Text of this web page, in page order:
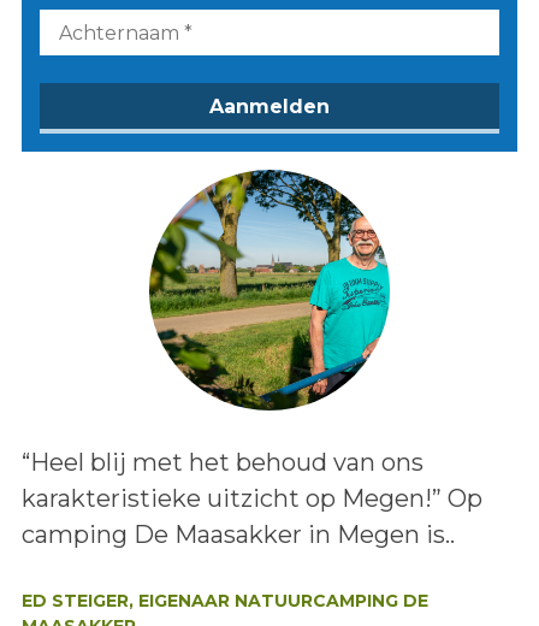
Lees het bericht:
“Heel blij met het behoud van ons
karakteristieke uitzicht op Megen!” Op
camping De Maasakker in Megen is..
ED STEIGER, EIGENAAR NATUURCAMPING DE